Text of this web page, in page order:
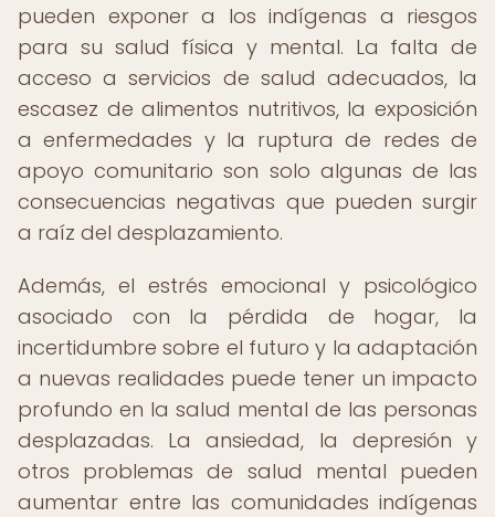
pueden exponer a los indígenas a riesgos
para su salud física y mental. La falta de
acceso a servicios de salud adecuados, la
escasez de alimentos nutritivos, la exposición
a enfermedades y la ruptura de redes de
apoyo comunitario son solo algunas de las
consecuencias negativas que pueden surgir
a raíz del desplazamiento.
Además, el estrés emocional y psicológico
asociado con la pérdida de hogar, la
incertidumbre sobre el futuro y la adaptación
a nuevas realidades puede tener un impacto
profundo en la salud mental de las personas
desplazadas. La ansiedad, la depresión y
otros problemas de salud mental pueden
aumentar entre las comunidades indígenas